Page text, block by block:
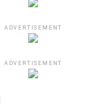
ADVERTISEMENT
ADVERTISEMENT